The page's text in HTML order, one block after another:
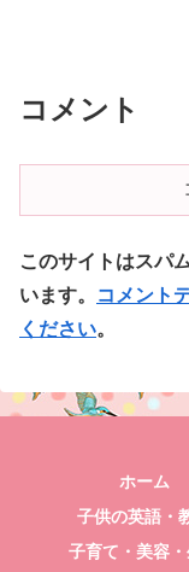
コメント
このサイトはスパ
います。
コメント
ください。
ホーム
子供の英語・
子育て・美容